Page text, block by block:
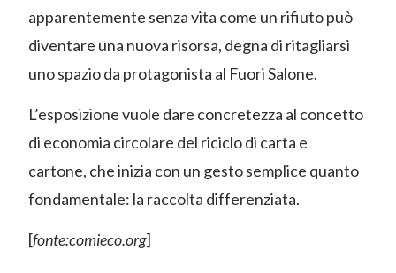
apparentemente senza vita come un rifiuto può
diventare una nuova risorsa, degna di ritagliarsi
uno spazio da protagonista al Fuori Salone.
L’esposizione vuole dare concretezza al concetto
di economia circolare del riciclo di carta e
cartone, che inizia con un gesto semplice quanto
fondamentale: la raccolta differenziata.
[fonte:comieco.org]